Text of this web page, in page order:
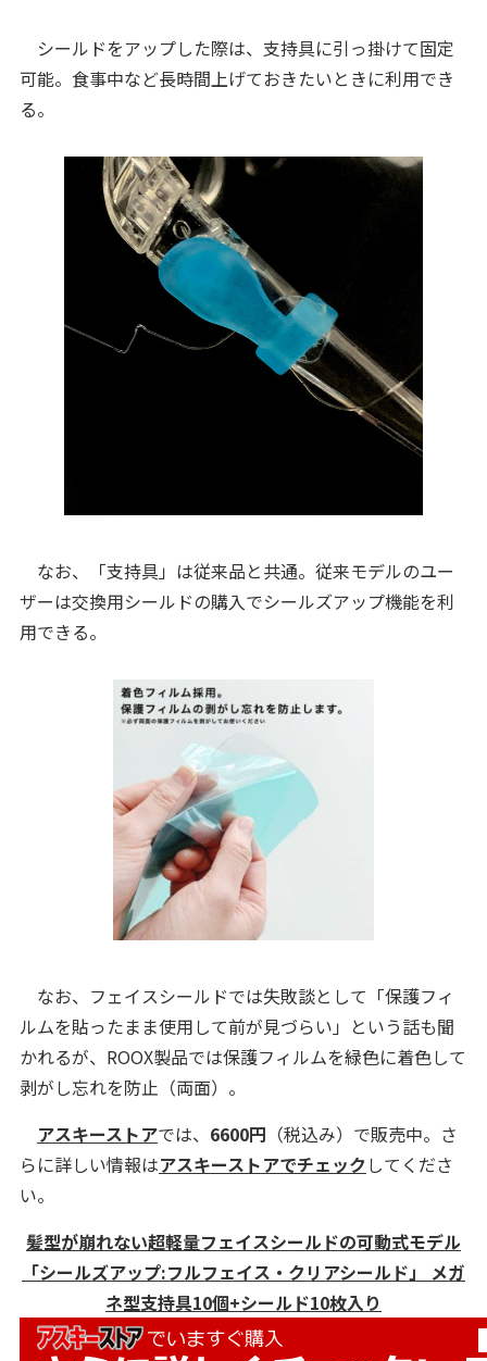
シールドをアップした際は、支持具に引っ掛けて固定
可能。食事中など長時間上げておきたいときに利用でき
る。
なお、「支持具」は従来品と共通。従来モデルのユー
ザーは交換用シールドの購入でシールズアップ機能を利
用できる。
なお、フェイスシールドでは失敗談として「保護フィ
ルムを貼ったまま使用して前が見づらい」という話も聞
かれるが、ROOX製品では保護フィルムを緑色に着色して
剥がし忘れを防止（両面）。
アスキーストアでは、 6600円 （税込み）で販売中。さ
らに詳しい情報はアスキーストアでチェックしてくださ
い。
髪型が崩れない超軽量フェイスシールドの可動式モデル
「シールズアップ:フルフェイス・クリアシールド」 メガ
ネ型支持具10個+シールド10枚入り